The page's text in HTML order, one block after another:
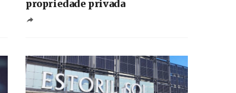
propriedade privada